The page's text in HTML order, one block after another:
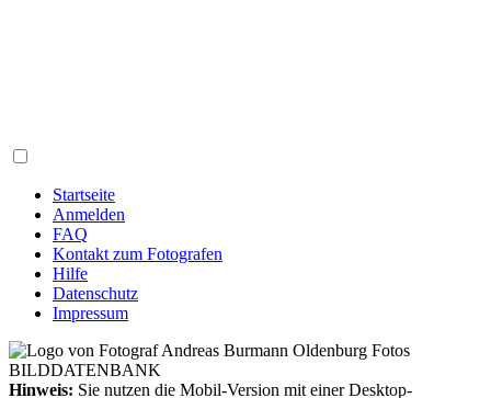
Startseite
Anmelden
FAQ
Kontakt zum Fotografen
Hilfe
Datenschutz
Impressum
Hinweis: Sie nutzen die Mobil-Version mit einer Desktop-